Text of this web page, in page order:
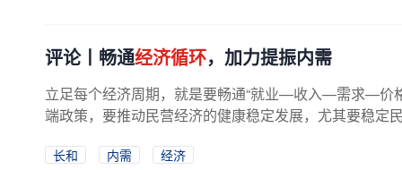
评论丨畅通经济循环，加力提振内需
立足每个经济周期，就是要畅通“就业—收入—需求—
端政策，要推动民营经济的健康稳定发展，尤其要稳定
长和 内需
经济